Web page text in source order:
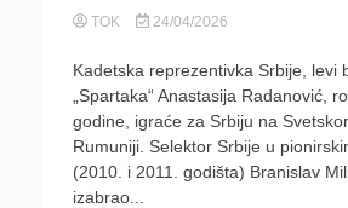
TOK 24/04/2026
Kadetska reprezentivka Srbije, levi
„Spartaka“ Anastasija Radanović,
godine, igraće za Srbiju na
Rumuniji. Selektor Srbije u
(2010. i 2011. godišta) Branislav
izabrao...